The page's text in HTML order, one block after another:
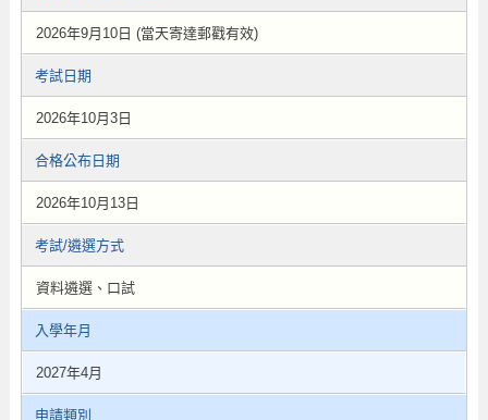
2026年9月10日 (當天寄達郵戳有效)
考試日期
2026年10月3日
合格公布日期
2026年10月13日
考試/遴選方式
資料遴選、口試
入學年月
2027年4月
申請類別